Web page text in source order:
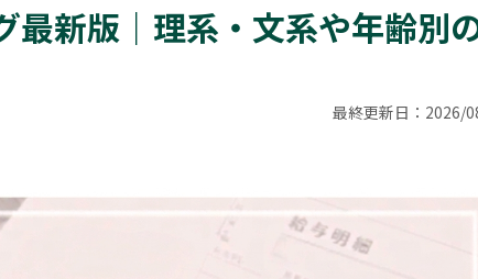
最新版｜理系・文系や年齢別
最終更新日：2026/